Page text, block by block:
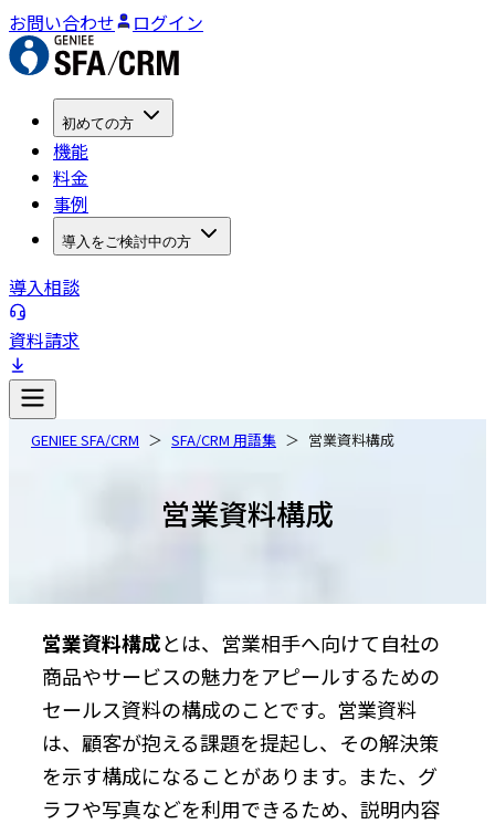
お問い合わせ ログイン
初めての方
機能
料金
事例
導入をご検討中の方
導入相談
資料請求
GENIEE SFA/CRM SFA/CRM 用語集 営業資料構成
営業資料構成
営業資料構成とは、営業相手へ向けて自社の
商品やサービスの魅力をアピールするための
セールス資料の構成のことです。営業資料
は、顧客が抱える課題を提起し、その解決策
を示す構成になることがあります。また、グ
ラフや写真などを利用できるため、説明内容